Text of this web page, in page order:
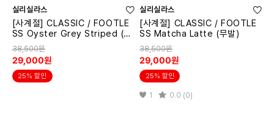
실리실라스
[사계절] CLASSIC / FOOTLE
SS Oyster Grey Striped (무
발)
38,500원
29,000원
25% 할인
실리실라스
[사계절] CLASSIC / FOOTLE
SS Matcha Latte (무발)
38,500원
29,000원
25% 할인
1 0.0 (0)